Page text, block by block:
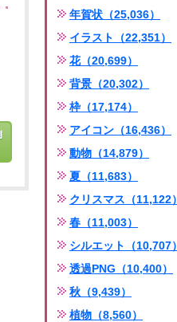
年賀状（25,036）
イラスト（22,351）
花（20,699）
背景（20,302）
枠（17,174）
アイコン（16,436）
動物（14,879）
夏（11,683）
クリスマス（11,122）
春（11,003）
シルエット（10,707）
透過PNG（10,400）
秋（9,439）
植物（8,560）